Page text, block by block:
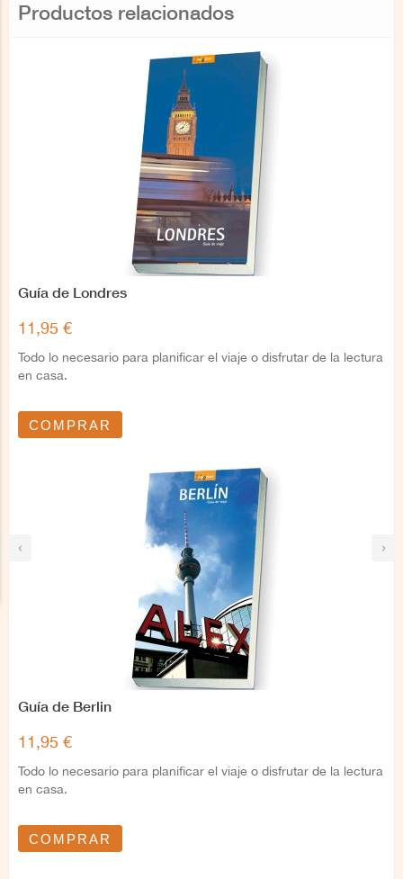
Productos relacionados
‹ ›
Guía de Londres
11,95 €
Todo lo necesario para planificar el viaje o disfrutar de la lectura
en casa.
COMPRAR
Guía de Berlin
11,95 €
Todo lo necesario para planificar el viaje o disfrutar de la lectura
en casa.
COMPRAR